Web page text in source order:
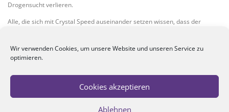
Wir verwenden Cookies, um unsere Website und unseren Service zu
optimieren.
Cookies akzeptieren
Ablehnen
Drogensucht verlieren.
Alle, die sich mit Crystal Speed auseinander setzen wissen, dass der
Zum Schluss:
Haushaltsplanes und für Ihre Prognosen, für die zahlreichen Vorschläge
und wichtigen Hinweise auf vergangene Investitionen und deren
Auswirkungen. Wir werden im Kreisausschuss, im
Rechnungsprüfungsausschuss und natürlich in den folgenden Kreistagen